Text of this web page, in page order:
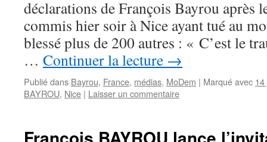
déclarations de François Bayrou après
commis hier soir à Nice ayant tué au
blessé plus de 200 autres : « C’est le
… Continuer la lecture →
Publié dans Bayrou, France, médias, MoDem | Marqué avec
BAYROU, Nice | Laisser un commentaire